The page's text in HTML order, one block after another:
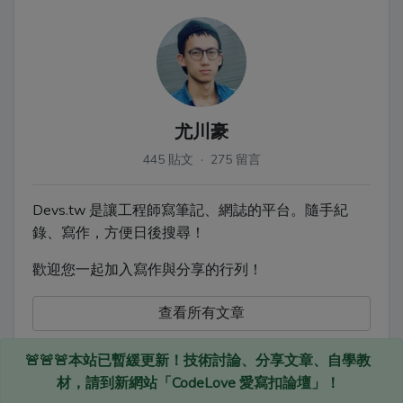
尤川豪
445 貼文 · 275 留言
Devs.tw 是讓工程師寫筆記、網誌的平台。隨手紀
錄、寫作，方便日後搜尋！
歡迎您一起加入寫作與分享的行列！
查看所有文章
🚨🚨🚨本站已暫緩更新！技術討論、分享文章、自學教
材，請到新網站「CodeLove 愛寫扣論壇」！